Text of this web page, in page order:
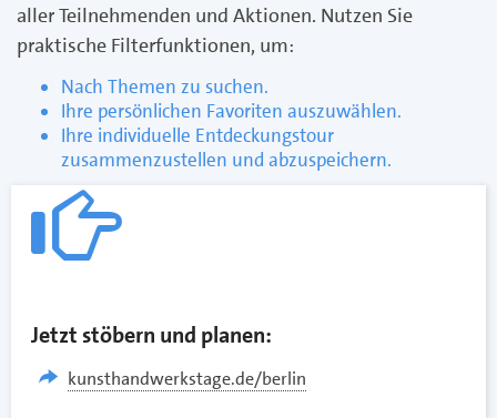
aller Teilnehmenden und Aktionen. Nutzen Sie
praktische Filterfunktionen, um:
Nach Themen zu suchen.
Ihre persönlichen Favoriten auszuwählen.
Ihre individuelle Entdeckungstour
zusammenzustellen und abzuspeichern.
Jetzt stöbern und planen:
kunsthandwerkstage.de/berlin